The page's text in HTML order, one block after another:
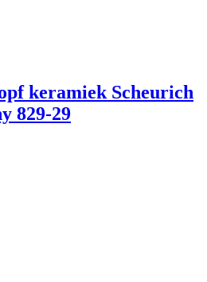
keramiek Scheurich
829-29